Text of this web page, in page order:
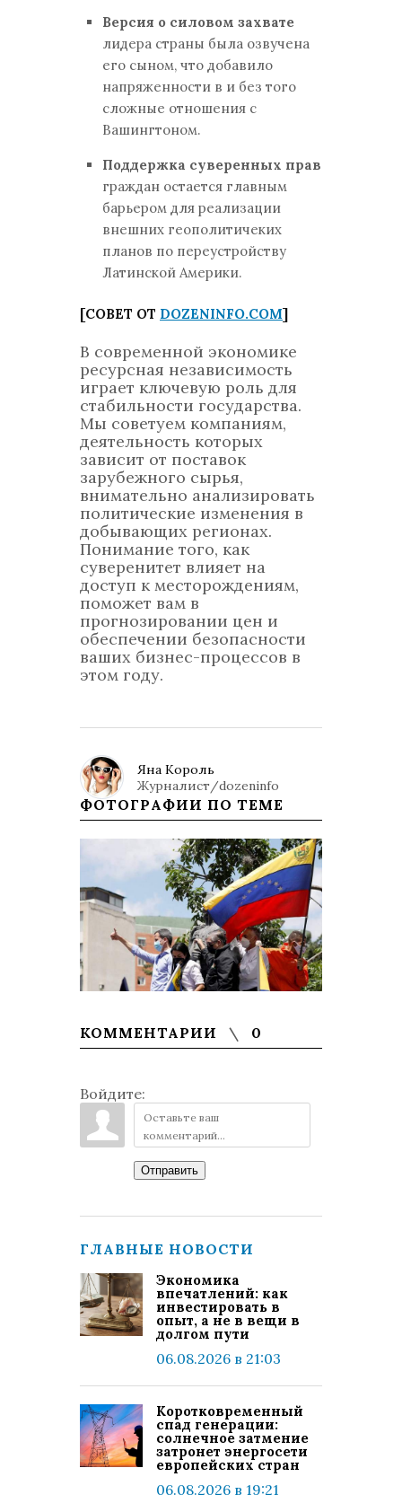
Версия о силовом захвате
лидера страны была озвучена
его сыном, что добавило
напряженности в и без того
сложные отношения с
Вашингтоном.
Поддержка суверенных прав
граждан остается главным
барьером для реализации
внешних геополитичеких
планов по переустройству
Латинской Америки.
[СОВЕТ ОТ DOZENINFO.COM]
В современной экономике
ресурсная независимость
играет ключевую роль для
стабильности государства.
Мы советуем компаниям,
деятельность которых
зависит от поставок
зарубежного сырья,
внимательно анализировать
политические изменения в
добывающих регионах.
Понимание того, как
суверенитет влияет на
доступ к месторождениям,
поможет вам в
прогнозировании цен и
обеспечении безопасности
ваших бизнес-процессов в
этом году.
Яна Король
Журналист/dozeninfo
ФОТОГРАФИИ ПО ТЕМЕ
КОММЕНТАРИИ 0
Войдите:
Отправить
ГЛАВНЫЕ НОВОСТИ
Экономика
впечатлений: как
инвестировать в
опыт, а не в вещи в
долгом пути
06.08.2026 в 21:03
Коротковременный
спад генерации:
солнечное затмение
затронет энергосети
европейских стран
06.08.2026 в 19:21